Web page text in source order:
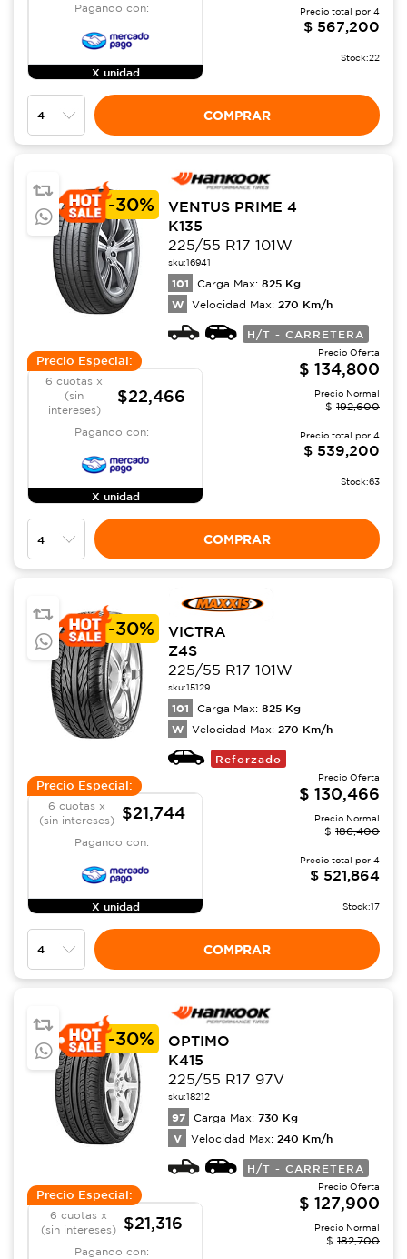
Pagando con:
X unidad
Precio total por 4
$ 567,200
Stock:22
COMPRAR
-30%
VENTUS PRIME 4
K135
225/55 R17 101W
sku:16941
101 Carga Max: 825 Kg
W Velocidad Max: 270 Km/h
H/T - CARRETERA
Precio Especial:
6 cuotas x
(sin
intereses)
$22,466
Pagando con:
X unidad
Precio Oferta
$ 134,800
Precio Normal
$ 192,600
Precio total por 4
$ 539,200
Stock:63
COMPRAR
-30%
VICTRA
Z4S
225/55 R17 101W
sku:15129
101 Carga Max: 825 Kg
W Velocidad Max: 270 Km/h
Reforzado
Precio Especial:
6 cuotas x
(sin intereses)
$21,744
Pagando con:
X unidad
Precio Oferta
$ 130,466
Precio Normal
$ 186,400
Precio total por 4
$ 521,864
Stock:17
COMPRAR
-30%
OPTIMO
K415
225/55 R17 97V
sku:18212
97 Carga Max: 730 Kg
V Velocidad Max: 240 Km/h
H/T - CARRETERA
Precio Especial:
6 cuotas x
(sin intereses)
$21,316
Pagando con:
Precio Oferta
$ 127,900
Precio Normal
$ 182,700